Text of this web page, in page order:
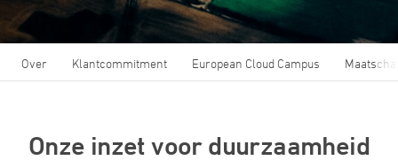
Over Klantcommitment European Cloud Campus
Onze inzet voor duurzaamheid